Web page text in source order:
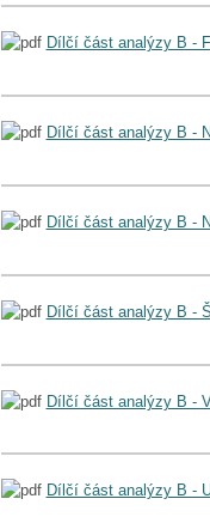
Dílčí část analýzy B -
Dílčí část analýzy B -
Dílčí část analýzy B -
Dílčí část analýzy B -
Dílčí část analýzy B -
Dílčí část analýzy B -